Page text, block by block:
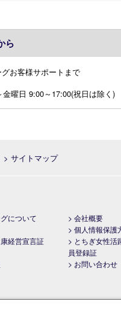
ら
お客様サポートまで
曜日 9:00～17:00(祝日は除く)
> サイトマップ
について
> 会社概要
> 個人情報保護
経営宣言証
> とちぎ女性活
員登録証
> お問い合わせ